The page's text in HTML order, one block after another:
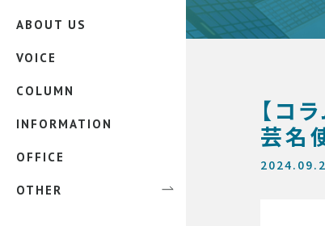
ABOUT US
VOICE
COLUMN
INFORMATION
OFFICE
OTHER
リベンジポルノ
法務外注サービス
顧問弁護士サービス
企業法務
知的財産法関係
スタートアップ支援
芸能関係の方
初めての方へ
【コ
芸名